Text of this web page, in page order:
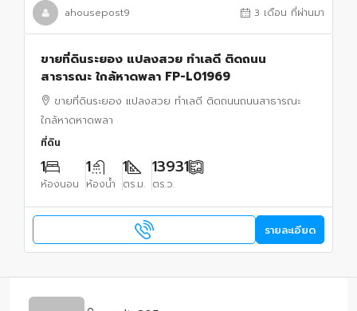
ahousepost9 3 เดือน ที่ผ่านมา
ขายที่ดินระยอง แปลงสวย ทำเลดี ติดถนน
สาธารณะ ใกล้หาดพลา FP-L01969
ขายที่ดินระยอง แปลงสวย ทำเลดี ติดถนนถนนสาธารณะ
ใกล้หาดหาดพลา
ที่ดิน
1
ห้องนอน
1
ห้องน้ำ
1
ตร.ม.
13931
ตร.ว.
รายละเอียด